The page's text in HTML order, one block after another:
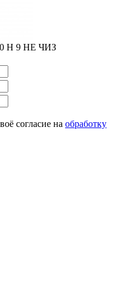
H 9 НЕ ЧИЗ
согласие на обработку